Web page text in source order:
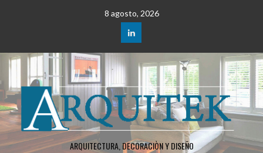
8 agosto, 2026
ARQUITECTURA, DECORACIÒN Y DISEÑO